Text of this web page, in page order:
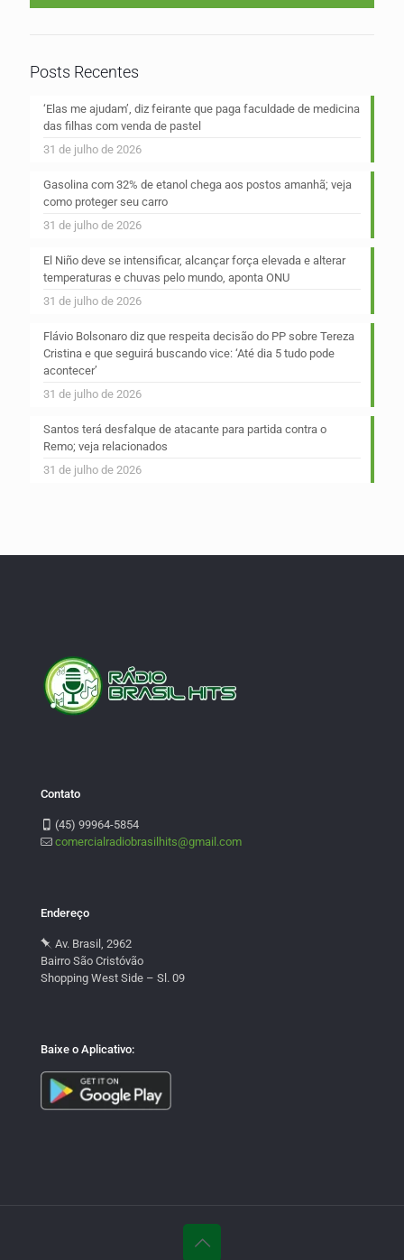
Posts Recentes
‘Elas me ajudam’, diz feirante que paga faculdade de medicina
das filhas com venda de pastel
31 de julho de 2026
Gasolina com 32% de etanol chega aos postos amanhã; veja
como proteger seu carro
31 de julho de 2026
El Niño deve se intensificar, alcançar força elevada e alterar
temperaturas e chuvas pelo mundo, aponta ONU
31 de julho de 2026
Flávio Bolsonaro diz que respeita decisão do PP sobre Tereza
Cristina e que seguirá buscando vice: ‘Até dia 5 tudo pode
acontecer’
31 de julho de 2026
Santos terá desfalque de atacante para partida contra o
Remo; veja relacionados
31 de julho de 2026
Contato
(45) 99964-5854
comercialradiobrasilhits@gmail.com
Endereço
Av. Brasil, 2962
Bairro São Cristóvão
Shopping West Side – Sl. 09
Baixe o Aplicativo: